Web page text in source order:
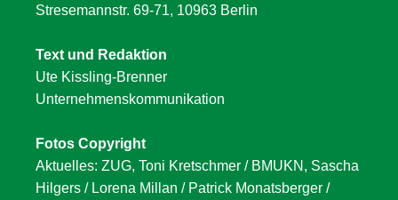
Stresemannstr. 69-71, 10963 Berlin
Text und Redaktion
Ute Kissling-Brenner
Unternehmenskommunikation
Fotos Copyright
Aktuelles: ZUG, Toni Kretschmer / BMUKN, Sascha
Hilgers / Lorena Millan / Patrick Monatsberger /